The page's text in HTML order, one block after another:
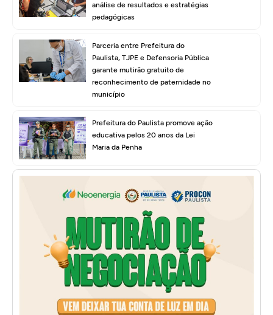
análise de resultados e estratégias
pedagógicas
Parceria entre Prefeitura do
Paulista, TJPE e Defensoria Pública
garante mutirão gratuito de
reconhecimento de paternidade no
município
Prefeitura do Paulista promove ação
educativa pelos 20 anos da Lei
Maria da Penha